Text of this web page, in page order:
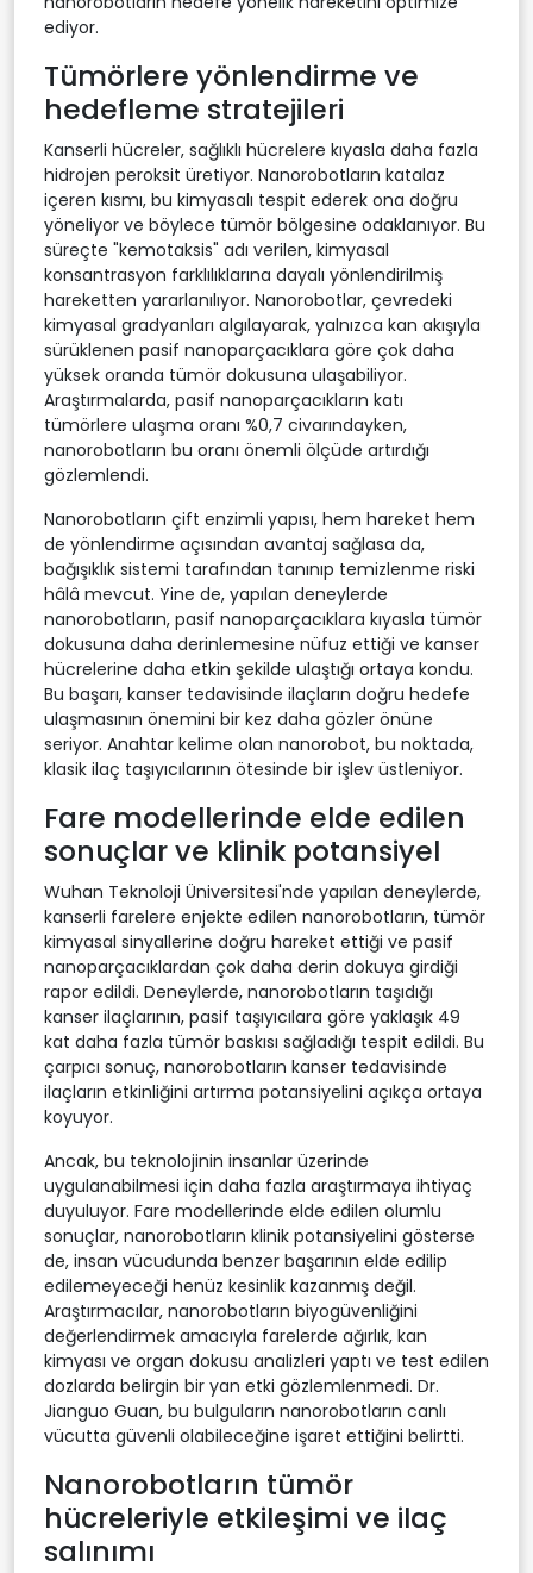
ediyor.
Tümörlere yönlendirme ve
hedefleme stratejileri
Kanserli hücreler, sağlıklı hücrelere kıyasla daha fazla
hidrojen peroksit üretiyor. Nanorobotların katalaz
içeren kısmı, bu kimyasalı tespit ederek ona doğru
yöneliyor ve böylece tümör bölgesine odaklanıyor. Bu
süreçte "kemotaksis" adı verilen, kimyasal
konsantrasyon farklılıklarına dayalı yönlendirilmiş
hareketten yararlanılıyor. Nanorobotlar, çevredeki
kimyasal gradyanları algılayarak, yalnızca kan akışıyla
sürüklenen pasif nanoparçacıklara göre çok daha
yüksek oranda tümör dokusuna ulaşabiliyor.
Araştırmalarda, pasif nanoparçacıkların katı
tümörlere ulaşma oranı %0,7 civarındayken,
nanorobotların bu oranı önemli ölçüde artırdığı
gözlemlendi.
Nanorobotların çift enzimli yapısı, hem hareket hem
de yönlendirme açısından avantaj sağlasa da,
bağışıklık sistemi tarafından tanınıp temizlenme riski
hâlâ mevcut. Yine de, yapılan deneylerde
nanorobotların, pasif nanoparçacıklara kıyasla tümör
dokusuna daha derinlemesine nüfuz ettiği ve kanser
hücrelerine daha etkin şekilde ulaştığı ortaya kondu.
Bu başarı, kanser tedavisinde ilaçların doğru hedefe
ulaşmasının önemini bir kez daha gözler önüne
seriyor. Anahtar kelime olan nanorobot, bu noktada,
klasik ilaç taşıyıcılarının ötesinde bir işlev üstleniyor.
Fare modellerinde elde edilen
sonuçlar ve klinik potansiyel
Wuhan Teknoloji Üniversitesi'nde yapılan deneylerde,
kanserli farelere enjekte edilen nanorobotların, tümör
kimyasal sinyallerine doğru hareket ettiği ve pasif
nanoparçacıklardan çok daha derin dokuya girdiği
rapor edildi. Deneylerde, nanorobotların taşıdığı
kanser ilaçlarının, pasif taşıyıcılara göre yaklaşık 49
kat daha fazla tümör baskısı sağladığı tespit edildi. Bu
çarpıcı sonuç, nanorobotların kanser tedavisinde
ilaçların etkinliğini artırma potansiyelini açıkça ortaya
koyuyor.
Ancak, bu teknolojinin insanlar üzerinde
uygulanabilmesi için daha fazla araştırmaya ihtiyaç
duyuluyor. Fare modellerinde elde edilen olumlu
sonuçlar, nanorobotların klinik potansiyelini gösterse
de, insan vücudunda benzer başarının elde edilip
edilemeyeceği henüz kesinlik kazanmış değil.
Araştırmacılar, nanorobotların biyogüvenliğini
değerlendirmek amacıyla farelerde ağırlık, kan
kimyası ve organ dokusu analizleri yaptı ve test edilen
dozlarda belirgin bir yan etki gözlemlenmedi. Dr.
Jianguo Guan, bu bulguların nanorobotların canlı
vücutta güvenli olabileceğine işaret ettiğini belirtti.
Nanorobotların tümör
hücreleriyle etkileşimi ve ilaç
salınımı